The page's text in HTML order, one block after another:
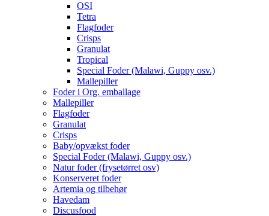
OSI
Tetra
Flagfoder
Crisps
Granulat
Tropical
Special Foder (Malawi, Guppy osv.)
Mallepiller
Foder i Org. emballage
Mallepiller
Flagfoder
Granulat
Crisps
Baby/opvækst foder
Special Foder (Malawi, Guppy osv.)
Natur foder (frysetørret osv)
Konserveret foder
Artemia og tilbehør
Havedam
Discusfood